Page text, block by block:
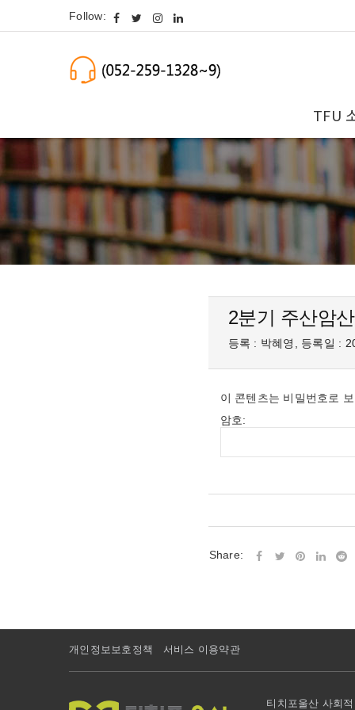
Follow:
TFU
2분기 주산암
등록 : 박혜영, 등록일 :
이 콘텐츠는 비밀번호로
암호:
Share:
개인정보보호정책 서비스 이용약관
티치포울산 사회